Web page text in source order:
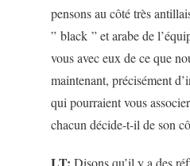
pensons au côté très
” black ” et arabe de
vous avec eux de ce que
maintenant, précisément
qui pourraient vous
chacun décide-t-il de son
Disons qu’il y a des